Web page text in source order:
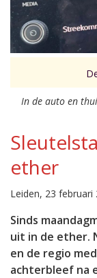
In de auto en
ether
Leiden, 23
Sinds
uit in de ether.
en de regio
achterbleef na